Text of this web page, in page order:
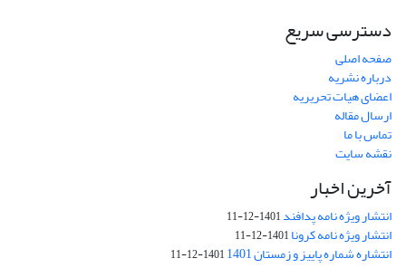
دسترسی سریع
صفحه اصلی
درباره نشریه
اعضای هیات تحریریه
ارسال مقاله
تماس با ما
نقشه سایت
آخرین اخبار
انتشار ویژه نامه پدافند1401-12-11
انتشار ویژه نامه کرونا1401-12-11
انتشاره شماره پاییز و زمستان 1401 1401-12-11